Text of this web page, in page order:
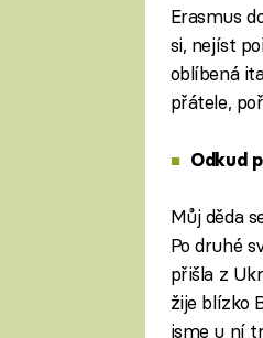
Erasmus
si, nejíst
oblíbená
přátele,
Odkud
Můj děda
Po druhé
přišla z
žije blízko
jsme u ní